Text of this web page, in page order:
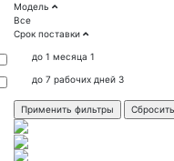
Модель
Все
Срок поставки
до 1 месяца 1
до 7 рабочих дней 3